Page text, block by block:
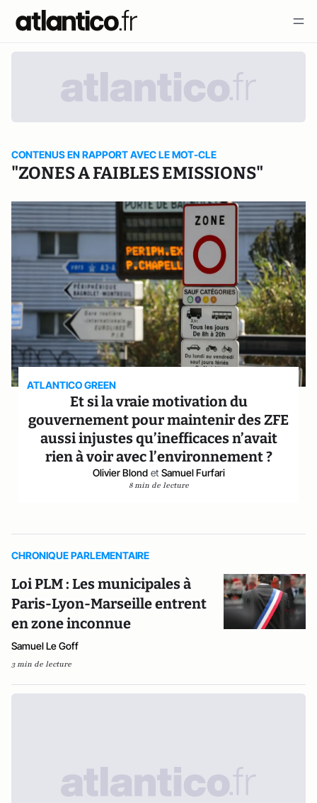
CONTENUS EN RAPPORT AVEC LE MOT-CLE
"ZONES A FAIBLES EMISSIONS"
ATLANTICO GREEN
Et si la vraie motivation du
gouvernement pour maintenir des ZFE
aussi injustes qu’inefficaces n’avait
rien à voir avec l’environnement ?
Olivier Blond et Samuel Furfari
8 min de lecture
CHRONIQUE PARLEMENTAIRE
Loi PLM : Les municipales à
Paris-Lyon-Marseille entrent
en zone inconnue
Samuel Le Goff
3 min de lecture